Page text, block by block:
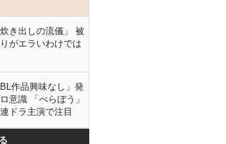
き出しの流儀」 被
がエラいわけでは
作品興味なし」発
意識 「べらぼう」
ドラ主演で注目